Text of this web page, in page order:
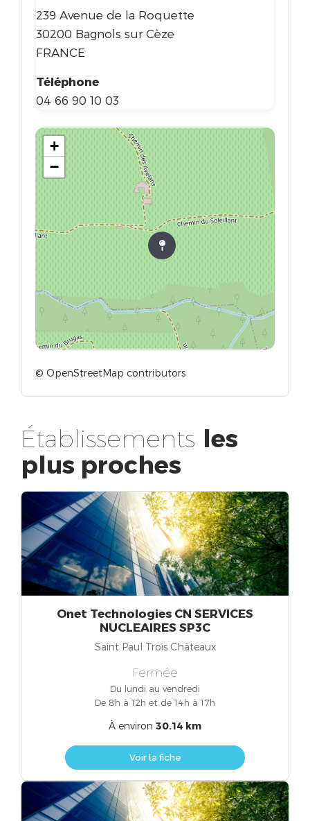
239 Avenue de la Roquette
30200 Bagnols sur Cèze
FRANCE
Téléphone
04 66 90 10 03
+
−
© OpenStreetMap contributors
Établissements les
plus proches
Onet Technologies CN SERVICES
NUCLEAIRES SP3C
Saint Paul Trois Châteaux
Fermée
Du lundi au vendredi
De 8h à 12h et de 14h à 17h
À environ 30.14 km
Voir la fiche